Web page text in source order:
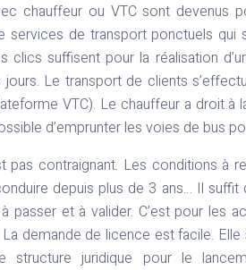
chauffeur ou VTC sont devenus
de transport ponctuels qui
clics suffisent pour la réalisation
jours. Le transport de clients
VTC). Le chauffeur a droit à
d’emprunter les voies de bus
pas contraignant. Les conditions
depuis plus de 3 ans… Il
passer et à valider. C’est pour les
demande de licence est facile.
structure juridique pour le